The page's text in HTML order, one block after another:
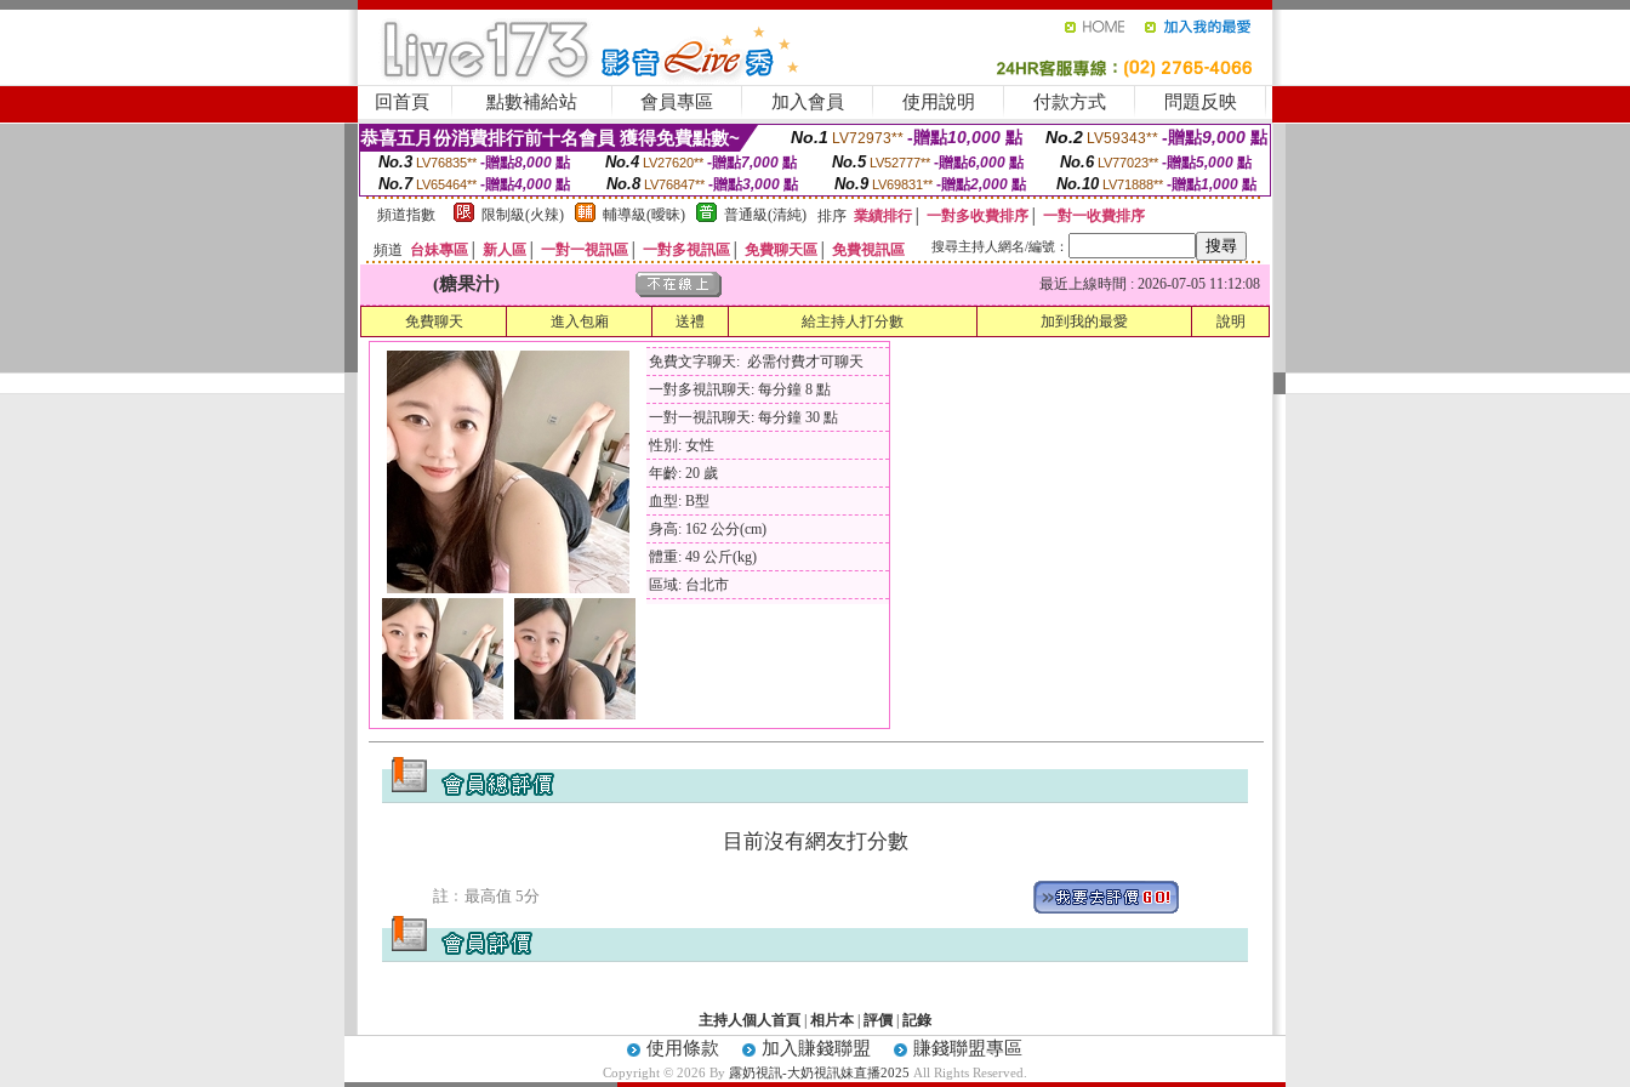
回首頁 點數補給站 會員專區 加入會員 使用說明 付款方式 問題反映
恭喜五月份消費排行前十名會員 獲得免費點數~ No.1 LV72973** -贈點10,000 點 No.2 LV59343** -贈點9,000 點
No.3 LV76835** -贈點8,000點 No.4 LV27620** -贈點7,000點 No.5 LV52777** -贈點6,000點 No.6 LV77023** -贈點5,000點
No.7 LV65464** -贈點4,000 點 No.8 LV76847** -贈點3,000 點 No.9 LV69831** -贈點2,000點 No.10 LV71888** -贈點1,000 點
頻道指數
限制級(火辣) 輔導級(曖昧) 普通級(清純) 排序 業績排行│ 一對多收費排序
一對一收費排序
頻道 台妹專區 新人區 一對一視訊區 一對多視訊區 免費聊天區 免費視訊區 搜尋主持人網名/編號：
(糖果汁) 最近上線時間 : 2026-07-05 11:12:08
免費聊天 進入包廂 送禮 給主持人打分數 加到我的最愛 說明
免費文字聊天: 必需付費才可聊天
一對多視訊聊天: 每分鐘 8 點
一對一視訊聊天: 每分鐘 30 點
性別: 女性
年齡: 20 歲
血型: B型
身高: 162 公分(cm)
體重: 49 公斤(kg)
區域: 台北市
目前沒有網友打分數
註﹕最高值 5分
主持人個人首頁 相片本 評價 記錄
使用條款 加入賺錢聯盟 賺錢聯盟專區
Copyright © 2026 By 露奶視訊-大奶視訊妹直播2025 All Rights Reserved.